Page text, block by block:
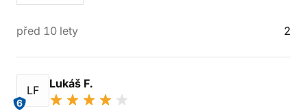
před 10 lety 2
LF
6
Lukáš F.